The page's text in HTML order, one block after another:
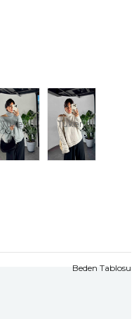
Tükendi Tükendi
Beden Tablosu